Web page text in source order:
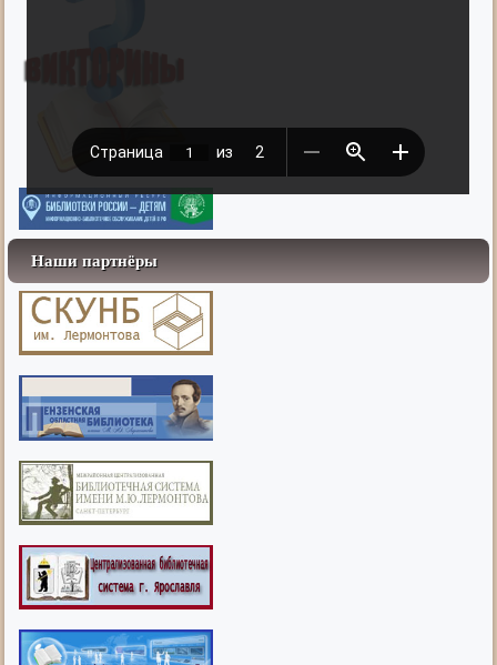
Наши партнёры